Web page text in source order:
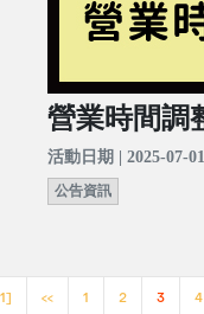
營業時間調
活動日期 | 2025-07-
公告資訊
<< 1 2 3 4